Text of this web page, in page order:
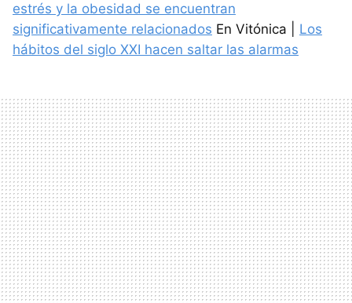
estrés y la obesidad se encuentran
significativamente relacionados En Vitónica | Los
hábitos del siglo XXI hacen saltar las alarmas